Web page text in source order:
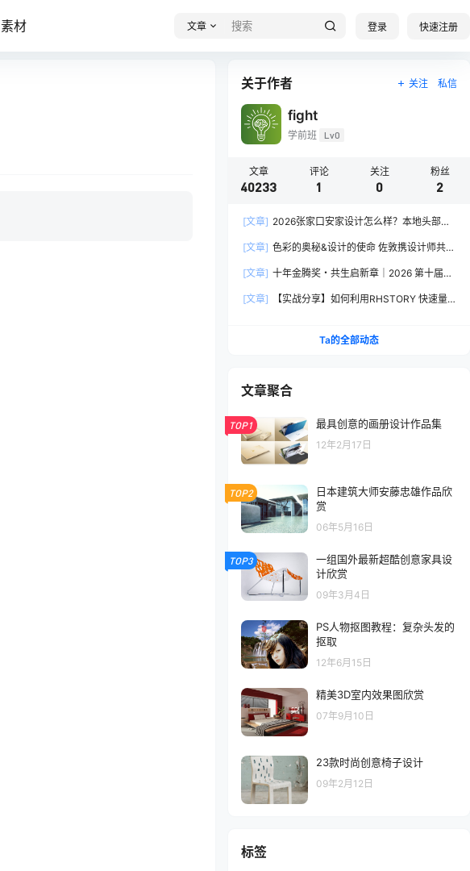
素材 文章 登录 快速注册
关于作者 关注 私信
fight
学前班 Lv0
文章
40233
评论
1
关注
0
粉丝
2
[文章] 2026张家口安家设计怎么样？本地头部全
[文章] 色彩的奥秘&设计的使命 佐敦携设计师共探
[文章] 十年金腾奖・共生启新章｜2026 第十届金
[文章]
【实战分享】如何利用RHSTORY 快速量
Ta的全部动态
文章聚合
TOP1 最具创意的画册设计作品集
12年2月17日
TOP2
日本建筑大师安藤忠雄作品欣
赏
06年5月16日
TOP3
一组国外最新超酷创意家具设
计欣赏
09年3月4日
PS人物抠图教程：复杂头发的
抠取
12年6月15日
精美3D室内效果图欣赏
07年9月10日
23款时尚创意椅子设计
09年2月12日
标签